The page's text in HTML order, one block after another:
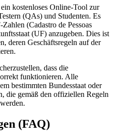
kostenloses Online-Tool zur
(QAs) und Studenten. Es
(Cadastro de Pessoas
(UF) anzugeben. Dies ist
deren Geschäftsregeln auf der
dass die
funktionieren. Alle
bestimmten Bundesstaat oder
die gemäß den offiziellen Regeln
(FAQ)